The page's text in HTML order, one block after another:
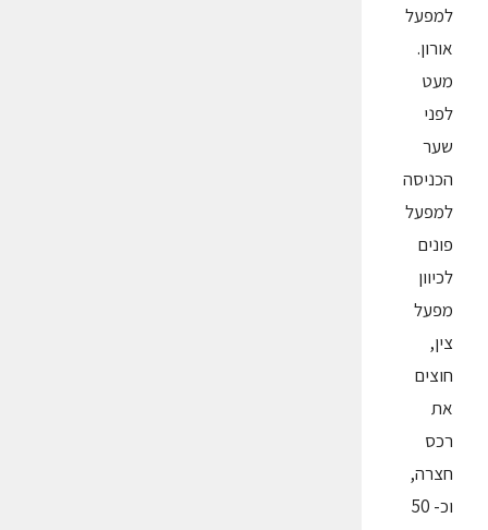
למפעל
אורון.
מעט
לפני
שער
הכניסה
למפעל
פונים
לכיוון
מפעל
צין,
חוצים
את
רכס
חצרה,
וכ- 50